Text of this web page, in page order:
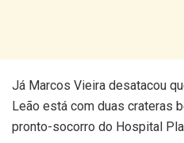
Já Marcos Vieira desatacou
Leão está com duas crateras
pronto-socorro do Hospital